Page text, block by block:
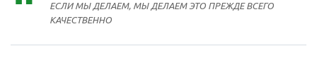
ЕСЛИ МЫ ДЕЛАЕМ, МЫ ДЕЛАЕМ ЭТО ПРЕЖДЕ ВСЕГО
КАЧЕСТВЕННО